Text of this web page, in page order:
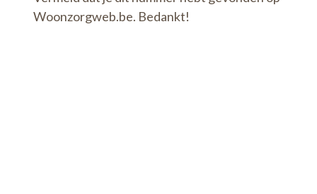
Woonzorgweb.be. Bedankt!